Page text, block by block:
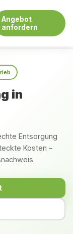
Angebot
anfordern
in
Entsorgung
Kosten –